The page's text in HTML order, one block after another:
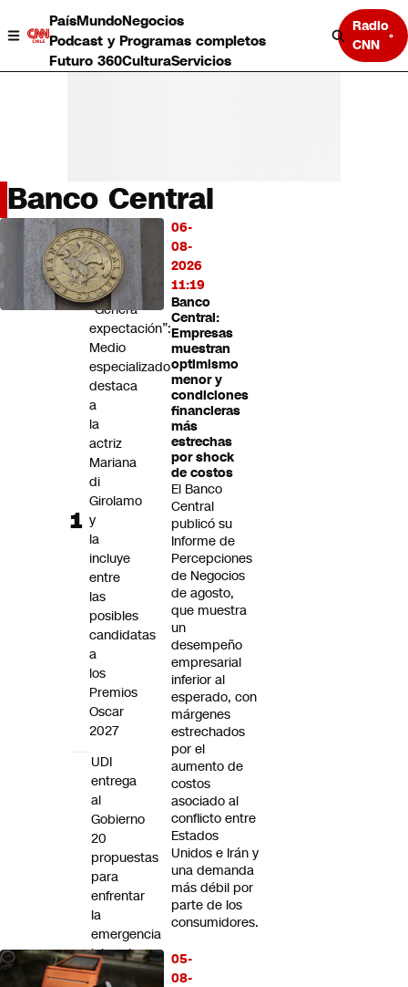
PaísMundoNegocios
Podcast y Programas completos
Futuro 360CulturaServicios
Radio
CNN
País
Mundo
Negocios
Deportes
Programas completos
CNN tiempo
Banco Central
06-
08-
2026
11:19
Banco
Central:
Empresas
muestran
optimismo
menor y
condiciones
financieras
más
estrechas
por shock
de costos
El Banco
Central
publicó su
Informe de
Percepciones
de Negocios
de agosto,
que muestra
un
desempeño
empresarial
inferior al
esperado, con
márgenes
estrechados
por el
aumento de
costos
asociado al
conflicto entre
Estados
Unidos e Irán y
una demanda
más débil por
parte de los
consumidores.
05-
08-
LO
MÁS
LEÍDO
“Genera
expectación”:
Medio
especializado
destaca
a
la
actriz
Mariana
di
Girolamo
y
la
incluye
entre
las
posibles
candidatas
a
los
Premios
Oscar
2027
UDI
entrega
al
Gobierno
20
propuestas
para
enfrentar
la
emergencia
laboral:
“Queremos